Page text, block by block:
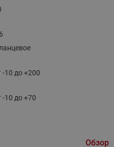
-10 до +200
-10 до +70
Обзор